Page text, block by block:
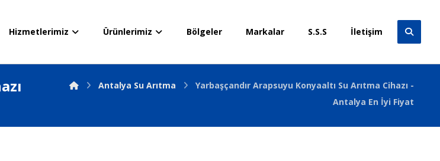
Hizmetlerimiz Ürünlerimiz Bölgeler Markalar S.S.S İletişim
Antalya Su Arıtma
Yarbaşçandır Arapsuyu Konyaaltı Su Arıtma Cihazı -
Antalya En İyi Fiyat